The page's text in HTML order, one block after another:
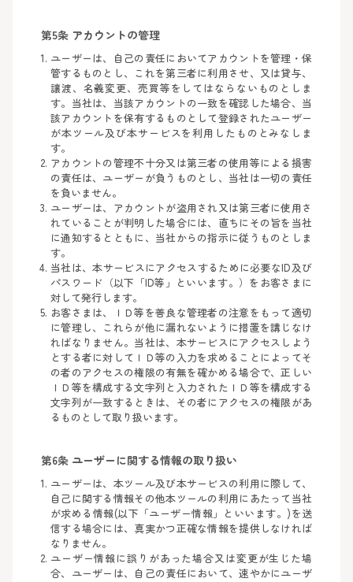
第5条 アカウントの管理
ユーザーは、自己の責任においてアカウントを管理・保
管するものとし、これを第三者に利用させ、又は貸与、
譲渡、名義変更、売買等をしてはならないものとしま
す。当社は、当該アカウントの一致を確認した場合、当
該アカウントを保有するものとして登録されたユーザー
が本ツール及び本サービスを利用したものとみなしま
す。
アカウントの管理不十分又は第三者の使用等による損害
の責任は、ユーザーが負うものとし、当社は一切の責任
を負いません。
ユーザーは、アカウントが盗用され又は第三者に使用さ
れていることが判明した場合には、直ちにその旨を当社
に通知するとともに、当社からの指示に従うものとしま
す。
当社は、本サービスにアクセスするために必要なID及び
パスワード（以下「ID等」といいます。）をお客さまに
対して発行します。
お客さまは、ＩＤ等を善良な管理者の注意をもって適切
に管理し、これらが他に漏れないように措置を講じなけ
ればなりません。当社は、本サービスにアクセスしよう
とする者に対してＩＤ等の入力を求めることによってそ
の者のアクセスの権限の有無を確かめる場合で、正しい
ＩＤ等を構成する文字列と入力されたＩＤ等を構成する
文字列が一致するときは、その者にアクセスの権限があ
るものとして取り扱います。
第6条 ユーザーに関する情報の取り扱い
ユーザーは、本ツール及び本サービスの利用に際して、
自己に関する情報その他本ツールの利用にあたって当社
が求める情報(以下「ユーザー情報」といいます。)を送
信する場合には、真実かつ正確な情報を提供しなければ
なりません。
ユーザー情報に誤りがあった場合又は変更が生じた場
合、ユーザーは、自己の責任において、速やかにユーザ